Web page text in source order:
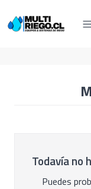
Todavía no
Puedes